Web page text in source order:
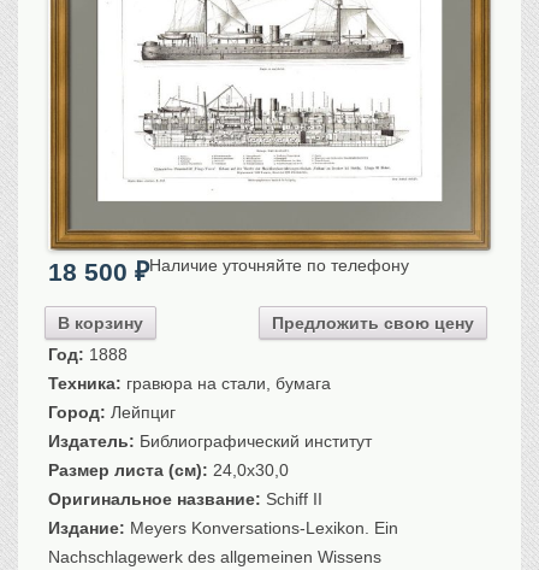
Российская империя
Исторические карты
Виды городов
Москва
Санкт-Петербург
Российская империя
Прочие
Севастополь, Крым
Ценные бумаги
История моды. Униформа
Гражданская мода
Униформа
Фауна
Флора
18 500 ₽
В корзину Предложить свою цену
Наличие уточняйте по телефону
Год: 1888
Техника: гравюра на стали, бумага
Город: Лейпциг
Издатель: Библиографический институт
Размер листа (см): 24,0x30,0
Оригинальное название: Schiff II
Издание: Meyers Konversations-Lexikon. Ein
Nachschlagewerk des allgemeinen Wissens